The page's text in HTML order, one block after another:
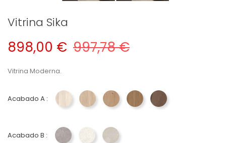
Vitrina Sika
898,00 € 997,78 €
Vitrina Moderna.
Acabado A : Nora - Torga Nativ
Kala - Torga Nativ
Aura - Torga Nativ
Tano - Torga Nativ
Tabak - Torga
Acabado B : Grisu - Torga Nativ
Creta - Torga Nativ
Bone - Torga Nativ